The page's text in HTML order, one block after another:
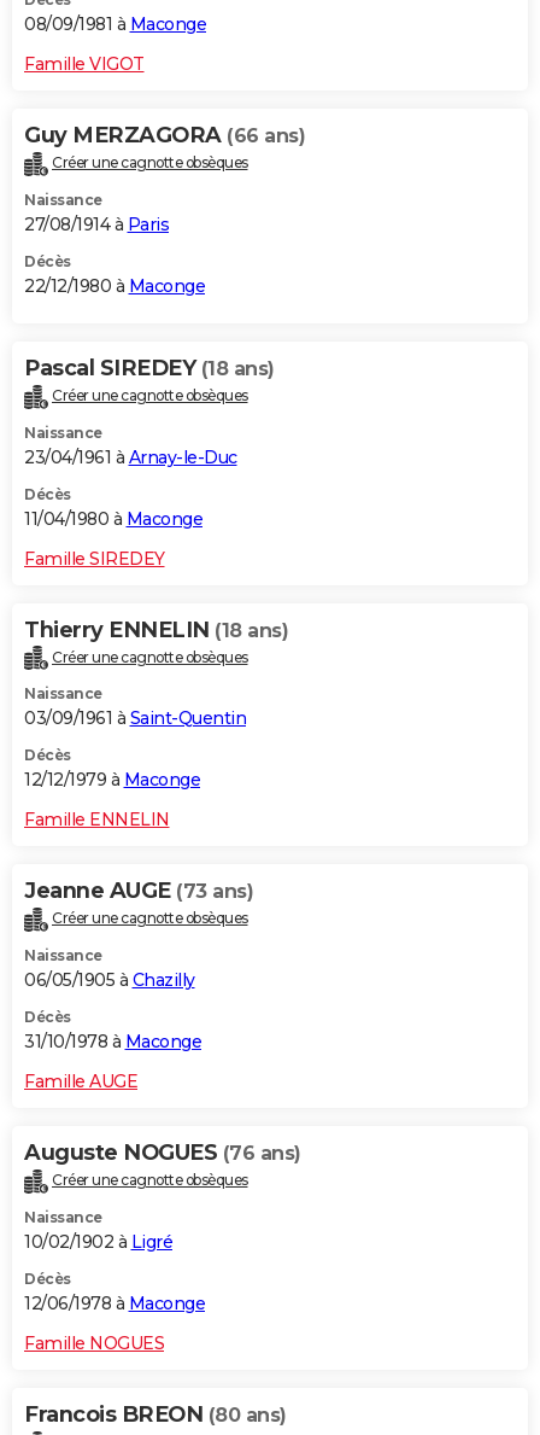
08/09/1981 à Maconge
Famille VIGOT
Guy MERZAGORA (66 ans)
Créer une cagnotte obsèques
Naissance
27/08/1914 à Paris
Décès
22/12/1980 à Maconge
Pascal SIREDEY (18 ans)
Créer une cagnotte obsèques
Naissance
23/04/1961 à Arnay-le-Duc
Décès
11/04/1980 à Maconge
Famille SIREDEY
Thierry ENNELIN (18 ans)
Créer une cagnotte obsèques
Naissance
03/09/1961 à Saint-Quentin
Décès
12/12/1979 à Maconge
Famille ENNELIN
Jeanne AUGE (73 ans)
Créer une cagnotte obsèques
Naissance
06/05/1905 à Chazilly
Décès
31/10/1978 à Maconge
Famille AUGE
Auguste NOGUES (76 ans)
Créer une cagnotte obsèques
Naissance
10/02/1902 à Ligré
Décès
12/06/1978 à Maconge
Famille NOGUES
Francois BREON (80 ans)